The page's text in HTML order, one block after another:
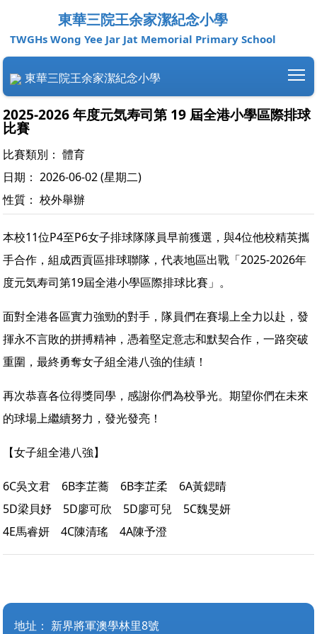
東華三院王余家潔紀念小學
TWGHs Wong Yee Jar Jat Memorial Primary School
東華三院王余家潔紀念小學
2025-2026 年度元気寿司第 19 屆全港小學區際排球比
賽
比賽類別： 體育
日期： 2026-06-02 (星期二)
性質： 校外舉辦
本校11位P4至P6女子排球隊隊員早前獲選，與4位他校精英攜
手合作，組成西貢區排球聯隊，代表地區出戰「2025-2026年度
元気寿司第19屆全港小學區際排球比賽」。
面對全港各區實力強勁的對手，隊員們在賽場上全力以赴，發
揮永不言敗的拼搏精神，憑着堅定意志和默契合作，一路突破
重圍，最終勇奪女子組全港八強的佳績！
再次恭喜各位得獎同學，感謝你們為校爭光。期望你們在未來
的球場上繼續努力，發光發亮！
【女子組全港八強】
6C吳文君 6B李芷蕎 6B李芷柔 6A黃鍶晴
5D梁貝妤 5D廖可欣 5D廖可兒 5C魏旻妍
4E馬睿妍 4C陳清瑤 4A陳予澄
地址： 新界將軍澳學林里8號